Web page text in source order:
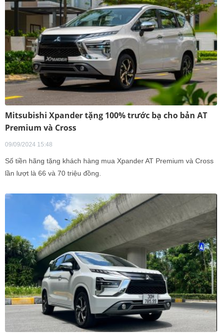
Mitsubishi Xpander tặng 100% trước bạ cho bản AT
Premium và Cross
09/09/2024 15:48
Số tiền hãng tặng khách hàng mua Xpander AT Premium và Cross
lần lượt là 66 và 70 triệu đồng.